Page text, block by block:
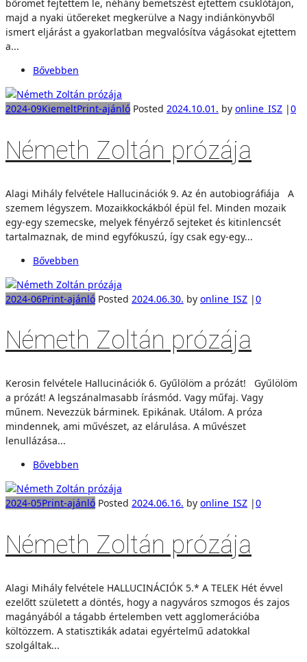
bőrömet fejtettem le, néhány bemetszést ejtettem csuklótájon,
majd a nyaki ütőereket megkerülve a Nagy indiánkönyvből
ismert eljárást a gyakorlatban megvalósítva vágásokat ejtettem
a...
Bővebben
2024-09KiemeltPrint-ajánló Posted 2024.10.01. by online_ISZ |0
Németh Zoltán prózája
Alagi Mihály felvétele Hallucinációk 9. Az én autobiográfiája A
szemem légyszem. Mozaikkockákból épül fel. Minden mozaik
egy-egy szemecske, melyek fényérző sejteket és kitinlencsét
tartalmaznak, de mind egyfókuszú, így csak egy-egy...
Bővebben
2024-06Print-ajánló Posted 2024.06.30. by online_ISZ |0
Németh Zoltán prózája
Kerosin felvétele Hallucinációk 6. Gyűlölöm a prózát! Gyűlölöm
a prózát! A legszánalmasabb írásmód. Vagy műfaj. Vagy
műnem. Nevezzük bárminek. Epikának. Utálom. A próza
mindennek, ami művészet, az elárulása. A művészet
lenullázása...
Bővebben
2024-05Print-ajánló Posted 2024.06.16. by online_ISZ |0
Németh Zoltán prózája
Alagi Mihály felvétele HALLUCINÁCIÓK 5.* A TELEK Hét évvel
ezelőtt született a döntés, hogy a nagyváros szmogos és zajos
magányából a tágabb értelemben vett agglomerációba
költözzem. A statisztikák adatai egyértelmű adatokkal
szolgáltak...